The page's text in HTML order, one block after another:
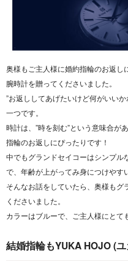
奥様もご主人様に婚約指輪のお返し
腕時計を贈ってくださいました。
”お返ししてあげたいけど何がいい
一つです。
時計は、”時を刻む”という意味合が
指輪のお返しにぴったりです！
中でもグランドセイコーはシンプ
で、年齢が上がってみ身につけやす
そんなお話をしていたら、奥様も
くださいました。
カラーはブルーで、ご主人様にとて
結婚指輪もYUKA HOJO (ユ